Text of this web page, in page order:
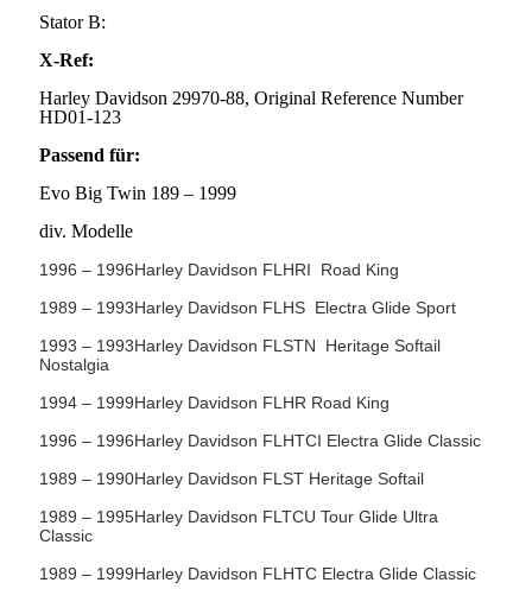
Stator B:
X-Ref:
Harley Davidson 29970-88, Original Reference Number
HD01-123
Passend für:
Evo Big Twin 189 – 1999
div. Modelle
1996 – 1996Harley Davidson FLHRI Road King
1989 – 1993Harley Davidson FLHS Electra Glide Sport
1993 – 1993Harley Davidson FLSTN Heritage Softail
Nostalgia
1994 – 1999Harley Davidson FLHR Road King
1996 – 1996Harley Davidson FLHTCI Electra Glide Classic
1989 – 1990Harley Davidson FLST Heritage Softail
1989 – 1995Harley Davidson FLTCU Tour Glide Ultra
Classic
1989 – 1999Harley Davidson FLHTC Electra Glide Classic